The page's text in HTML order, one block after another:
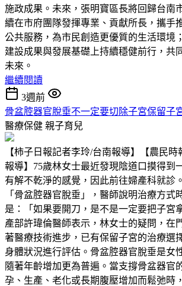
施政成果。未來，張明寶區長將回歸台南
續在市府團隊發揮專業、貢獻所長，攜手
公共服務，為市民創造更優質的生活環境
建設成果與發展基礎上持續穩健前行，共
未來。
繼續閱讀
3週前
骨盆腔器官脫垂不一定要切除子宮保留
醫療保健 親子育兒
【柿子日報記者李玲/台南報導】【農民
報導】75歲林女士最近發現陰道口摸得到
有解不乾淨的感覺，因此前往婦產科就診
「骨盆腔器官脫垂」，醫師說明治療方式
是：「如果要開刀，是不是一定要把子宮
產部許瑋倫醫師表示，林女士的疑問，在
著醫療技術進步，已有保留子宮的治療選
身體狀況進行評估。骨盆腔器官脫垂是女
隨著年齡增加更為普遍。當支撐骨盆器官
孕、生產、老化或長期腹壓增加而鬆弛時